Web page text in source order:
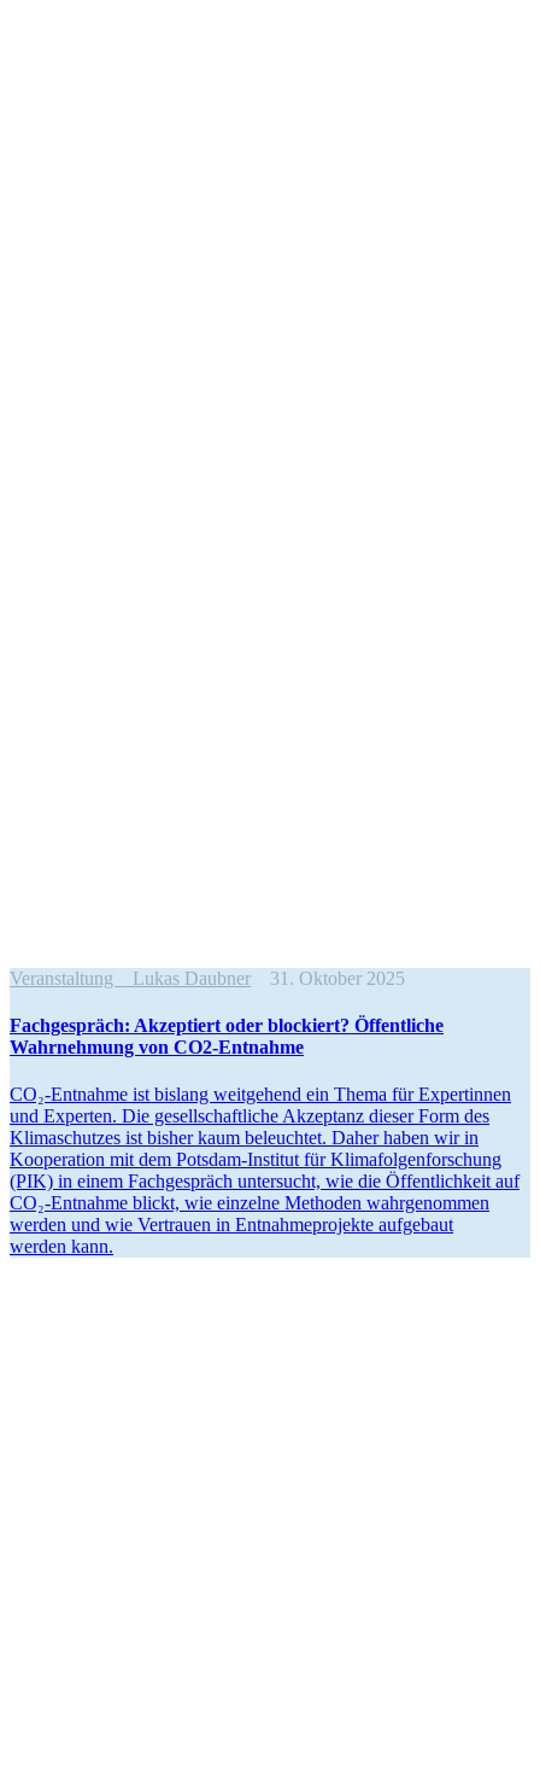
Veranstaltung Lukas Daubner 31. Oktober 2025
Fachge­spräch: Akzep­tiert oder blockiert? Öffent­liche
Wahrnehmung von CO2-Entnahme
CO₂-Entnahme ist bislang weitgehend ein Thema für Exper­tinnen
und Experten. Die gesell­schaft­liche Akzeptanz dieser Form des
Klima­schutzes ist bisher kaum beleuchtet. Daher haben wir in
Koope­ration mit dem Potsdam-Institut für Klima­fol­gen­for­schung
(PIK) in einem Fachge­spräch unter­sucht, wie die Öffent­lichkeit auf
CO₂-Entnahme blickt, wie einzelne Methoden wahrge­nommen
werden und wie Vertrauen in Entnah­me­pro­jekte aufgebaut
werden kann.